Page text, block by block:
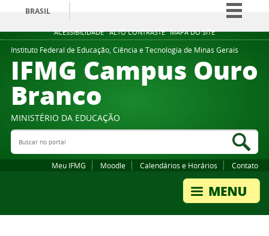
ACESSIBILIDADE ALTO CONTRASTE MAPA DO SITE
BRASIL
Simplifique!
Comunica BR
Participe
Instituto Federal de Educação, Ciência e Tecnologia de Minas Gerais
IFMG Campus Ouro
Branco
MINISTÉRIO DA EDUCAÇÃO
Buscar no portal
Meu IFMG Moodle Calendários e Horários Contato